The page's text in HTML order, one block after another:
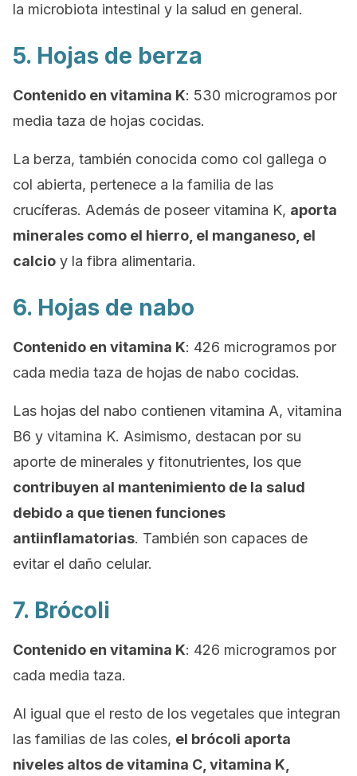
la microbiota intestinal y la salud en general.
5. Hojas de berza
Contenido en vitamina K: 530 microgramos por
media taza de hojas cocidas.
La berza, también conocida como col gallega o
col abierta, pertenece a la familia de las
crucíferas. Además de poseer vitamina K, aporta
minerales como el hierro, el manganeso, el
calcio y la fibra alimentaria.
6. Hojas de nabo
Contenido en vitamina K: 426 microgramos por
cada media taza de hojas de nabo cocidas.
Las hojas del nabo contienen vitamina A, vitamina
B6 y vitamina K. Asimismo, destacan por su
aporte de minerales y fitonutrientes, los que
contribuyen al mantenimiento de la salud
debido a que tienen funciones
antiinflamatorias. También son capaces de
evitar el daño celular.
7. Brócoli
Contenido en vitamina K: 426 microgramos por
cada media taza.
Al igual que el resto de los vegetales que integran
las familias de las coles, el brócoli aporta
niveles altos de vitamina C, vitamina K,